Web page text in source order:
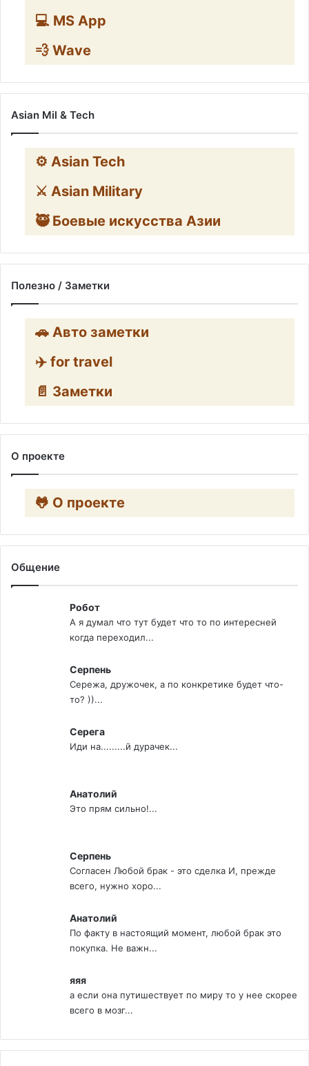
💻 MS App
💨 Wave
Asian Mil & Tech
⚙️ Asian Tech
⚔️ Asian Military
🥷 Боевые искусства Азии
Полезно / Заметки
🚗 Авто заметки
✈️ for travel
📄 Заметки
О проекте
🐸 О проекте
Общение
Робот
А я думал что тут будет что то по интересней
когда переходил...
Серпень
Сережа, дружочек, а по конкретике будет что-
то? ))...
Серега
Иди на.........й дурачек...
Анатолий
Это прям сильно!...
Серпень
Согласен Любой брак - это сделка И, прежде
всего, нужно хоро...
Анатолий
По факту в настоящий момент, любой брак это
покупка. Не важн...
яяя
а если она путишествует по миру то у нее скорее
всего в мозг...